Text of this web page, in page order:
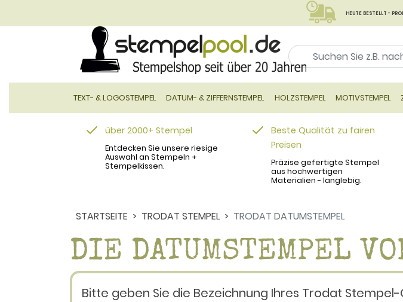
HEUTE BESTELLT -
TEXT- & LOGOSTEMPEL DATUM- & ZIFFERNSTEMPEL HOLZSTEMPEL MOTIVSTEMPEL
über 2000+ Stempel
Entdecken Sie unsere riesige
Auswahl an Stempeln +
Stempelkissen.
Beste Qualität zu fairen
Preisen
Präzise gefertigte Stempel
aus hochwertigen
Materialien - langlebig.
STARTSEITE TRODAT STEMPEL TRODAT DATUMSTEMPEL
DIE DATUMSTEMPEL
Bitte geben Sie die Bezeichnung Ihres Trodat